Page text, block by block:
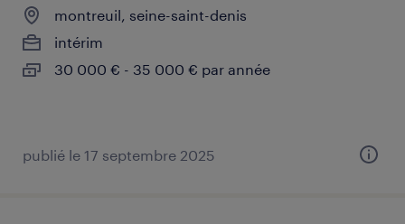
montreuil, seine-saint-denis
intérim
30 000 € - 35 000 € par année
publié le 17 septembre 2025